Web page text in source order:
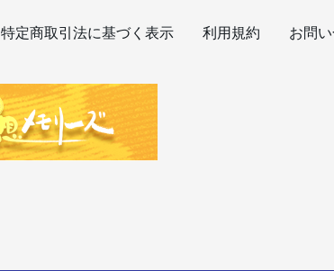
特定商取引法に基づく表示 利用規約 お問